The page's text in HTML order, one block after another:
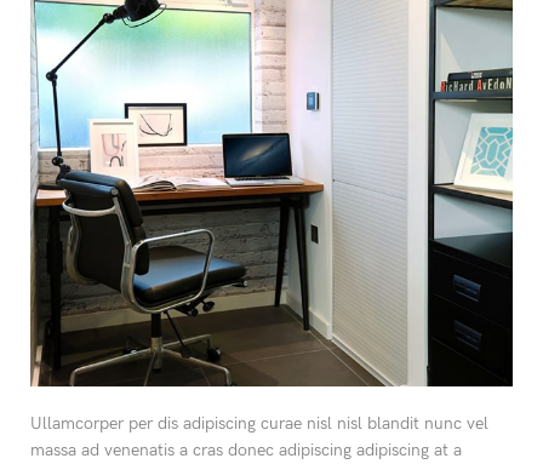
Ullamcorper per dis adipiscing curae nisl nisl blandit nunc vel
massa ad venenatis a cras donec adipiscing adipiscing at a